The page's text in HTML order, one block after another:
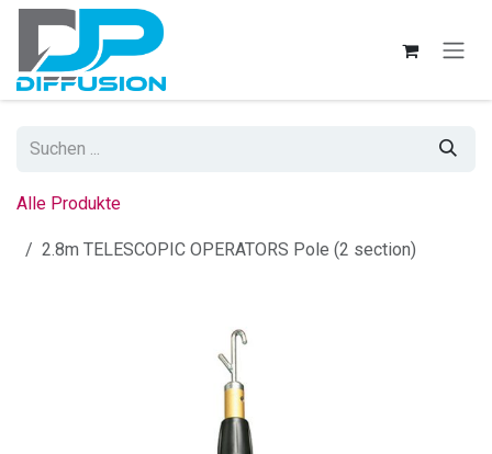
Zum Inhalt springen
Alle Produkte
2.8m TELESCOPIC OPERATORS Pole (2 section)